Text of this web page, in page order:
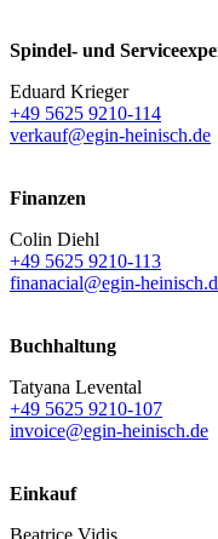
Spindel- und
Eduard Krieger
+49 5625 9210-114
verkauf@egin-heinisch.de
Finanzen
Colin Diehl
+49 5625 9210-113
finanacial@egin-
Buchhaltung
Tatyana Levental
+49 5625 9210-107
invoice@egin-heinisch.de
Einkauf